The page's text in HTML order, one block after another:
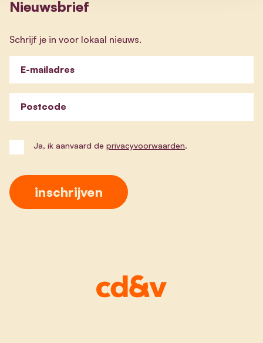
Nieuwsbrief
Schrijf je in voor lokaal nieuws.
E-mailadres
Postcode
Ja, ik aanvaard de privacyvoorwaarden.